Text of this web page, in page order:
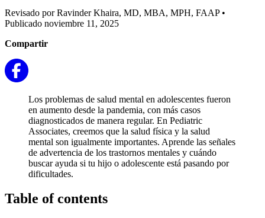
Revisado por Ravinder Khaira, MD, MBA, MPH, FAAP •
Publicado noviembre 11, 2025
Compartir
Los problemas de salud mental en adolescentes fueron
en aumento desde la pandemia, con más casos
diagnosticados de manera regular. En Pediatric
Associates, creemos que la salud física y la salud
mental son igualmente importantes. Aprende las señales
de advertencia de los trastornos mentales y cuándo
buscar ayuda si tu hijo o adolescente está pasando por
dificultades.
Table of contents